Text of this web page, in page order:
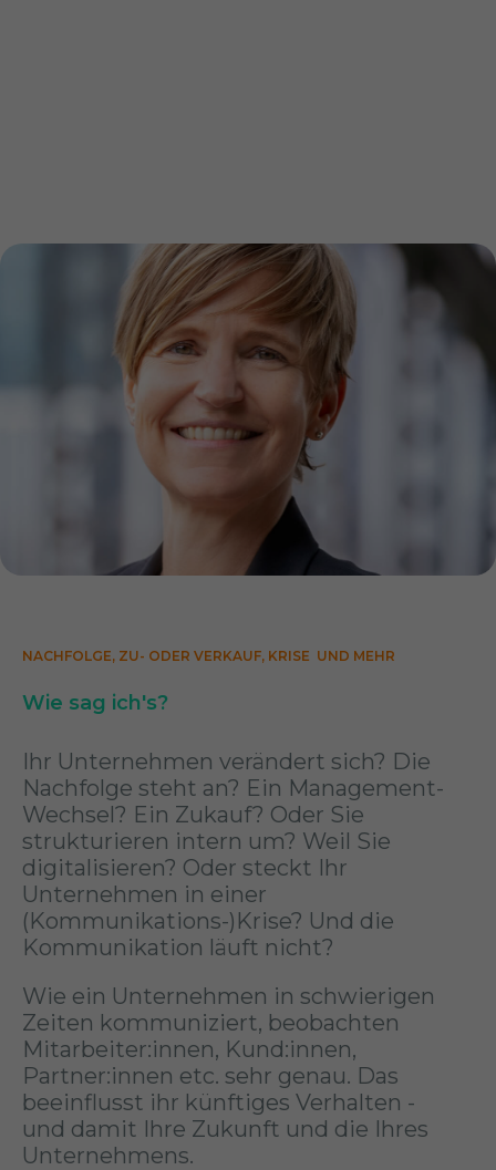
NACHFOLGE, ZU- ODER VERKAUF, KRISE  UND MEHR
Wie sag ich's?
Ihr Unternehmen verändert sich? Die
Nachfolge steht an? Ein Management-
Wechsel? Ein Zukauf? Oder Sie
strukturieren intern um? Weil Sie
digitalisieren? Oder steckt Ihr
Unternehmen in einer
(Kommunikations-)Krise? Und die
Kommunikation läuft nicht?
Wie ein Unternehmen in schwierigen
Zeiten kommuniziert, beobachten
Mitarbeiter:innen, Kund:innen,
Partner:innen etc. sehr genau. Das
beeinflusst ihr künftiges Verhalten -
und damit Ihre Zukunft und die Ihres
Unternehmens.